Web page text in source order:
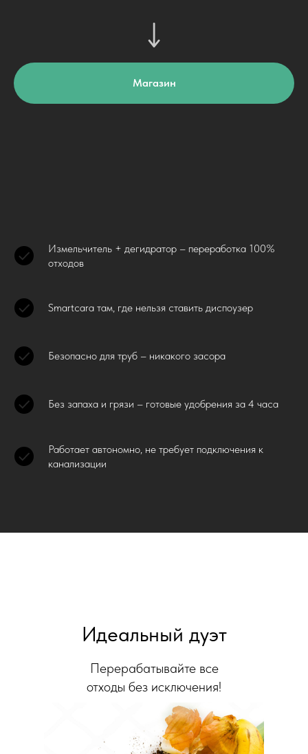
Магазин
Измельчитель + дегидратор – переработка 100%
отходов
Smartcara там, где нельзя ставить диспоузер
Безопасно для труб – никакого засора
Без запаха и грязи – готовые удобрения за 4 часа
Работает автономно, не требует подключения к
канализации
Идеальный дуэт
Перерабатывайте все
отходы без исключения!